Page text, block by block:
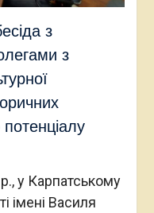
з
з
потенціалу
у Карпатському
імені Василя